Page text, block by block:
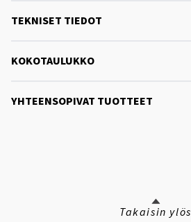
TEKNISET TIEDOT
KOKOTAULUKKO
YHTEENSOPIVAT TUOTTEET
Takaisin ylös